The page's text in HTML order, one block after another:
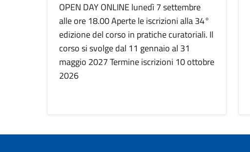
OPEN DAY ONLINE lunedì 7 settembre
alle ore 18.00 Aperte le iscrizioni alla 34°
edizione del corso in pratiche curatoriali. Il
corso si svolge dal 11 gennaio al 31
maggio 2027 Termine iscrizioni 10 ottobre
2026